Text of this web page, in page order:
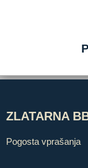
ZLATARNA
Pogosta vprašanja